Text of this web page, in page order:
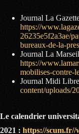
Journal La
https://
26235e5f2a3ae/
bureaux-de-la-
Journal La
https://
mobilises-contre-
Journal Midi
content/uploads/
Le calendrier
2021 : https://scum.fr//